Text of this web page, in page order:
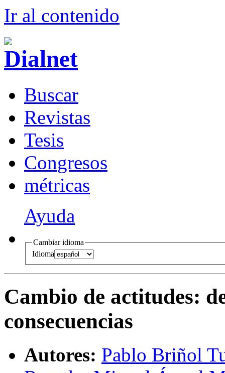
Ir al contenido
Buscar
Revistas
Tesis
Congresos
métricas
Ayuda
Cambiar idioma
Idioma
Cambio de actitudes:
consecuencias
Autores: Pablo Briñol